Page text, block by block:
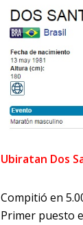
Ubiratan Dos
Compitió en
Primer puesto